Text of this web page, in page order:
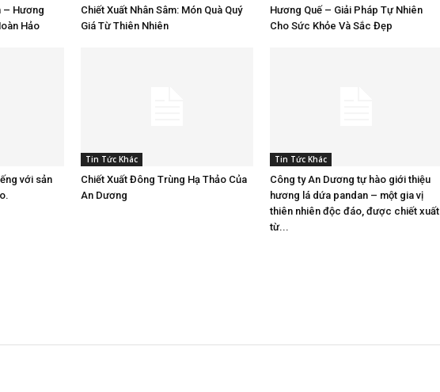
– Hương
Hảo
Chiết Xuất Nhân Sâm: Món Quà Quý
Giá Từ Thiên Nhiên
Hương Quế – Giải Pháp Tự Nhiên
Cho Sức Khỏe Và Sắc Đẹp
với sản
Tin Tức Khác
Chiết Xuất Đông Trùng Hạ Thảo Của
An Dương
Tin Tức Khác
Công ty An Dương tự hào giới thiệu
hương lá dứa pandan – một gia vị
thiên nhiên độc đáo, được chiết xuất
từ...